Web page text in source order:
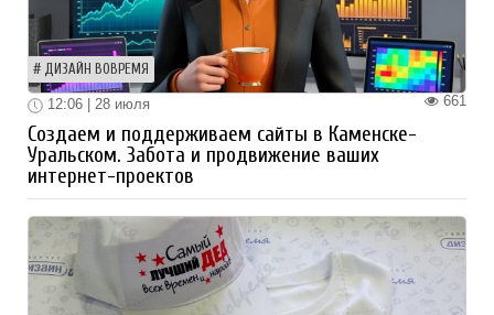
ДИЗАЙН ВОВРЕМЯ
661
12:06 | 28 июля
Создаем и поддерживаем сайты в Каменске-
Уральском. Забота и продвижение ваших
интернет-проектов